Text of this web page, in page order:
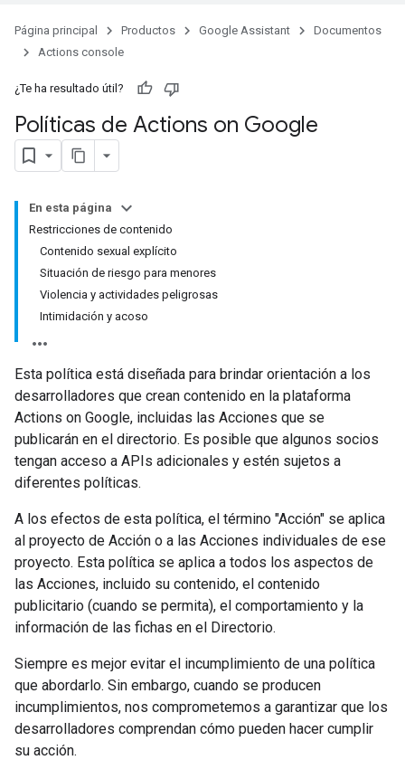
Página principal Productos Google Assistant
Documentos
Actions console
¿Te ha resultado útil?
Políticas de Actions on Google
En esta página
Restricciones de contenido
Contenido sexual explícito
Situación de riesgo para menores
Violencia y actividades peligrosas
Intimidación y acoso
Esta política está diseñada para brindar orientación a los
desarrolladores que crean contenido en la plataforma
Actions on Google, incluidas las Acciones que se
publicarán en el directorio. Es posible que algunos socios
tengan acceso a APIs adicionales y estén sujetos a
diferentes políticas.
A los efectos de esta política, el término "Acción" se aplica
al proyecto de Acción o a las Acciones individuales de ese
proyecto. Esta política se aplica a todos los aspectos de
las Acciones, incluido su contenido, el contenido
publicitario (cuando se permita), el comportamiento y la
información de las fichas en el Directorio.
Siempre es mejor evitar el incumplimiento de una política
que abordarlo. Sin embargo, cuando se producen
incumplimientos, nos comprometemos a garantizar que los
desarrolladores comprendan cómo pueden hacer cumplir
su acción.